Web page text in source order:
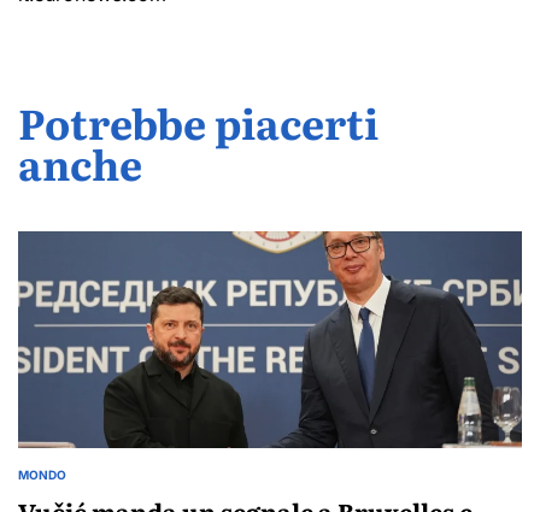
Potrebbe piacerti
anche
POSTED
MONDO